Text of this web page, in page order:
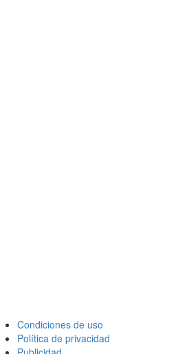
Condiciones de uso
Política de privacidad